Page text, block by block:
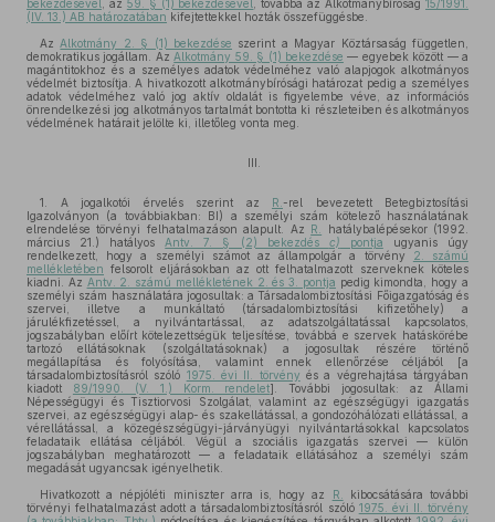
bekezdésével , az 59. § (1) bekezdésével , továbbá az Alkotmánybíróság15/1991.
(IV. 13.) AB határozatában kifejtettekkel hozták összefüggésbe.
Az Alkotmány 2. § (1) bekezdése szerint a Magyar Köztársaság független,
demokratikus jogállam. Az Alkotmány 59. § (1) bekezdése — egyebek között — a
magántitokhoz és a személyes adatok védelméhez való alapjogok alkotmányos
védelmét biztosítja. A hivatkozott alkotmánybírósági határozat pedig a személyes
adatok védelméhez való jog aktív oldalát is figyelembe véve, az információs
önrendelkezési jog alkotmányos tartalmát bontotta ki részleteiben és alkotmányos
védelmének határait jelölte ki, illetőleg vonta meg.
III.
1. A jogalkotói érvelés szerint az R. -rel bevezetett Betegbiztosítási
Igazolványon (a továbbiakban: BI) a személyi szám kötelező használatának
elrendelése törvényi felhatalmazáson alapult. Az R.
hatálybalépésekor (1992.
március 21.) hatályos Antv. 7. § (2) bekezdés c) pontja ugyanis úgy
rendelkezett, hogy a személyi számot az állampolgár a törvény 2. számú
mellékletében felsorolt eljárásokban az ott felhatalmazott szerveknek köteles
kiadni. Az Antv. 2. számú mellékletének 2. és 3. pontja pedig kimondta, hogy a
személyi szám használatára jogosultak: a Társadalombiztosítási Főigazgatóság és
szervei, illetve a munkáltató (társadalombiztosítási kifizetőhely) a
járulékfizetéssel, a nyilvántartással, az adatszolgáltatással kapcsolatos,
jogszabályban előírt kötelezettségük teljesítése, továbbá e szervek hatáskörébe
tartozó ellátásoknak (szolgáltatásoknak) a jogosultak részére történő
megállapítása és folyósítása, valamint ennek ellenőrzése céljából [a
társadalombiztosításról szóló 1975. évi II. törvény és a végrehajtása tárgyában
kiadott 89/1990. (V. 1.) Korm. rendelet]. További jogosultak: az Állami
Népességügyi és Tisztiorvosi Szolgálat, valamint az egészségügyi igazgatás
szervei, az egészségügyi alap- és szakellátással, a gondozóhálózati ellátással, a
vérellátással, a közegészségügyi-járványügyi nyilvántartásokkal kapcsolatos
feladataik ellátása céljából. Végül a szociális igazgatás szervei — külön
jogszabályban meghatározott — a feladataik ellátásához a személyi szám
megadását ugyancsak igényelhetik.
Hivatkozott a népjóléti miniszter arra is, hogy az
R.
kibocsátására további
törvényi felhatalmazást adott a társadalombiztosításról szóló 1975. évi II. törvény